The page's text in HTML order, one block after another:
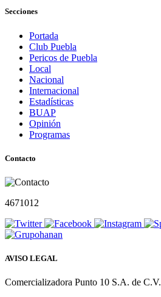
Secciones
Portada
Club Puebla
Pericos de Puebla
Local
Nacional
Internacional
Estadísticas
BUAP
Opinión
Programas
Contacto
4671012
AVISO LEGAL
Comercializadora Punto 10 S.A. de C.V.